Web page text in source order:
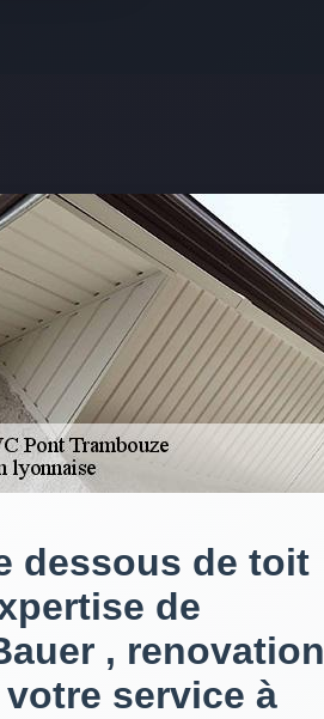
dessous de toit
de
, renovation
service à